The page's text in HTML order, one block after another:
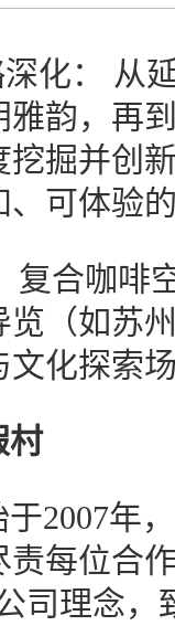
化： 从
韵，再
挖掘并创
可体验
复合咖啡
（如苏
化探索
村
2007年
每位合
司理念